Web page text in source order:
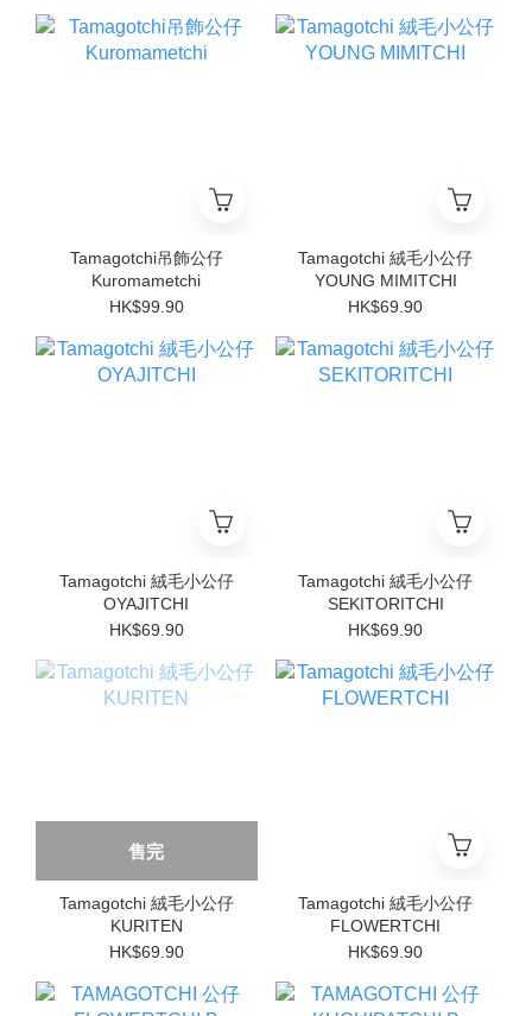
Tamagotchi吊飾公仔
Kuromametchi
HK$99.90
Tamagotchi 絨毛小公仔
YOUNG MIMITCHI
HK$69.90
Tamagotchi 絨毛小公仔
OYAJITCHI
HK$69.90
Tamagotchi 絨毛小公仔
SEKITORITCHI
HK$69.90
售完
Tamagotchi 絨毛小公仔
KURITEN
HK$69.90
Tamagotchi 絨毛小公仔
FLOWERTCHI
HK$69.90